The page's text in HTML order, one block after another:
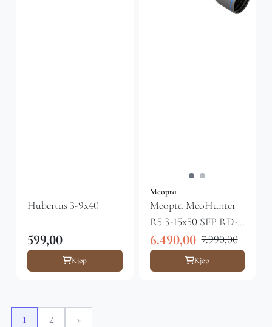
Hubertus 3-9x40
599,00
Kjøp
Meopta
Meopta MeoHunter
R5 3-15x50 SFP RD-
4C
6.490,00 7.990,00
Kjøp
1 2 »